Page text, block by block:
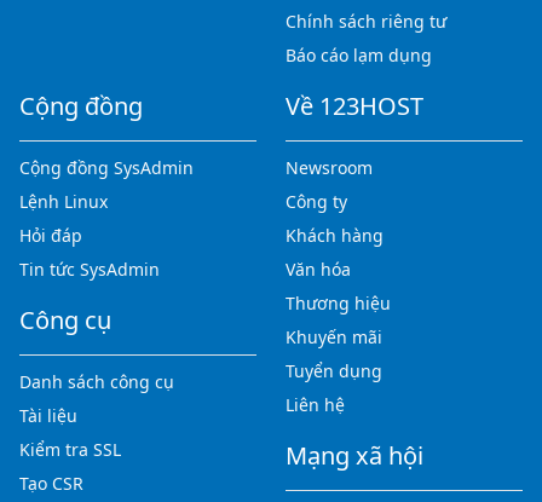
Chính sách riêng tư
Báo cáo lạm dụng
Cộng đồng
Cộng đồng SysAdmin
Lệnh Linux
Hỏi đáp
Tin tức SysAdmin
Công cụ
Danh sách công cụ
Tài liệu
Kiểm tra SSL
Tạo CSR
Về 123HOST
Newsroom
Công ty
Khách hàng
Văn hóa
Thương hiệu
Khuyến mãi
Tuyển dụng
Liên hệ
Mạng xã hội